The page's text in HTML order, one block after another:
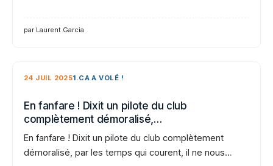
par Laurent Garcia
24 JUIL 20251.CA A VOLÉ !
En fanfare ! Dixit un pilote du club
complètement démoralisé,…
En fanfare ! Dixit un pilote du club complètement
démoralisé, par les temps qui courent, il ne nous…